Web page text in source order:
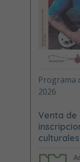
Programa
2026
Venta de
culturales